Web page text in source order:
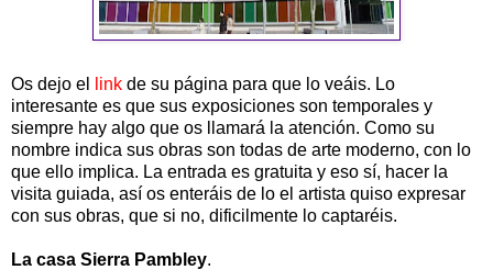
Os dejo el link de su página para que lo veáis. Lo
interesante es que sus exposiciones son temporales y
siempre hay algo que os llamará la atención. Como su
nombre indica sus obras son todas de arte moderno, con lo
que ello implica. La entrada es gratuita y eso sí, hacer la
visita guiada, así os enteráis de lo el artista quiso expresar
con sus obras, que si no, dificilmente lo captaréis.
La casa Sierra Pambley.